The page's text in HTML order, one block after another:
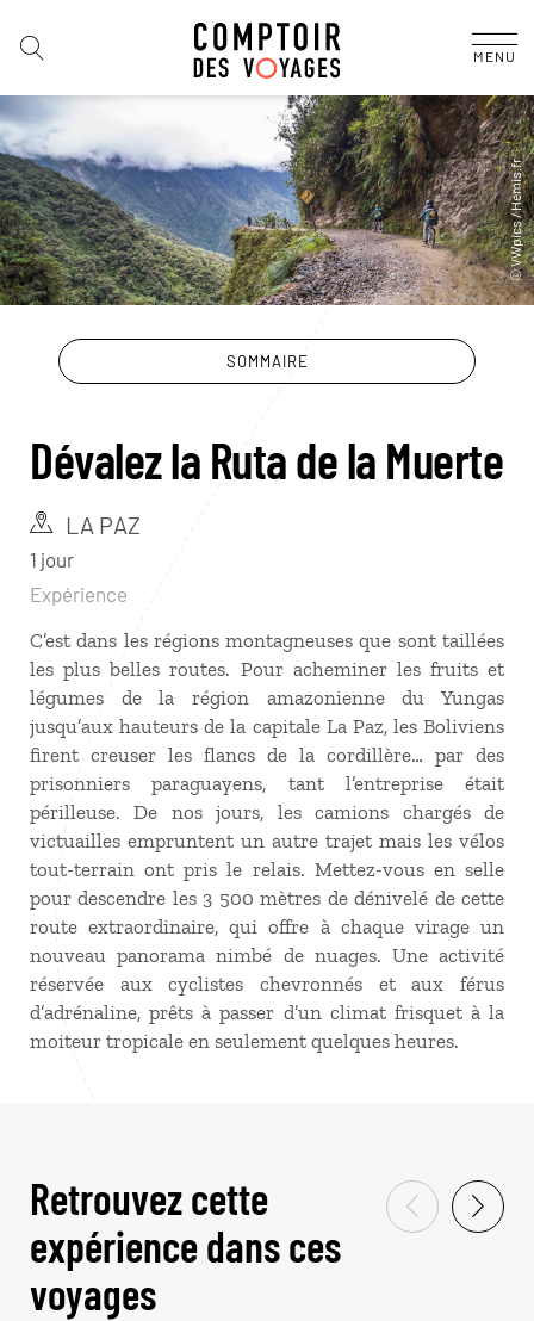
MENU
SOMMAIRE
Dévalez la Ruta de la Muerte
LA PAZ
1 jour
Expérience
C’est dans les régions montagneuses que sont taillées
les plus belles routes. Pour acheminer les fruits et
légumes de la région amazonienne du Yungas
jusqu’aux hauteurs de la capitale La Paz, les Boliviens
firent creuser les flancs de la cordillère… par des
prisonniers paraguayens, tant l’entreprise était
périlleuse. De nos jours, les camions chargés de
victuailles empruntent un autre trajet mais les vélos
tout-terrain ont pris le relais. Mettez-vous en selle
pour descendre les 3 500 mètres de dénivelé de cette
route extraordinaire, qui offre à chaque virage un
nouveau panorama nimbé de nuages. Une activité
réservée aux cyclistes chevronnés et aux férus
d’adrénaline, prêts à passer d’un climat frisquet à la
moiteur tropicale en seulement quelques heures.
Retrouvez cette
expérience dans ces
voyages